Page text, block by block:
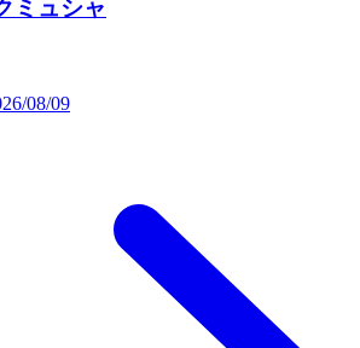
ミュシャ
08/09